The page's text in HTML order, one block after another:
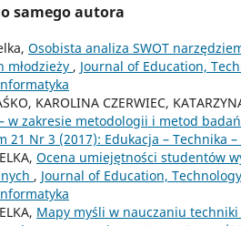
samego autora
Osobista analiza SWOT
młodzieży , Journal of Education,
KAROLINA CZERWIEC,
w zakresie metodologii i metod
21 Nr 3 (2017): Edukacja – Technika
Ocena umiejętności studentów
, Journal of Education,
Mapy myśli w nauczaniu